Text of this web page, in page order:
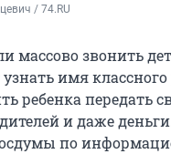
/ 74.RU
массово звонить
имя
ребенка
и даже
по